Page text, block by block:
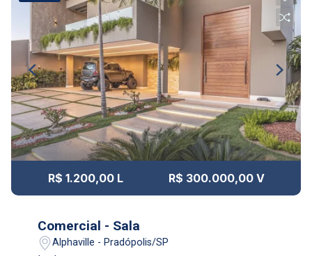
R$ 1.200,00 L R$ 300.000,00 V
Comercial - Sala
Alphaville - Pradópolis/SP